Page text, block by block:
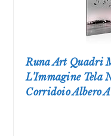
Runa Art Quadri
L'Immagine Tela
Corridoio Albero